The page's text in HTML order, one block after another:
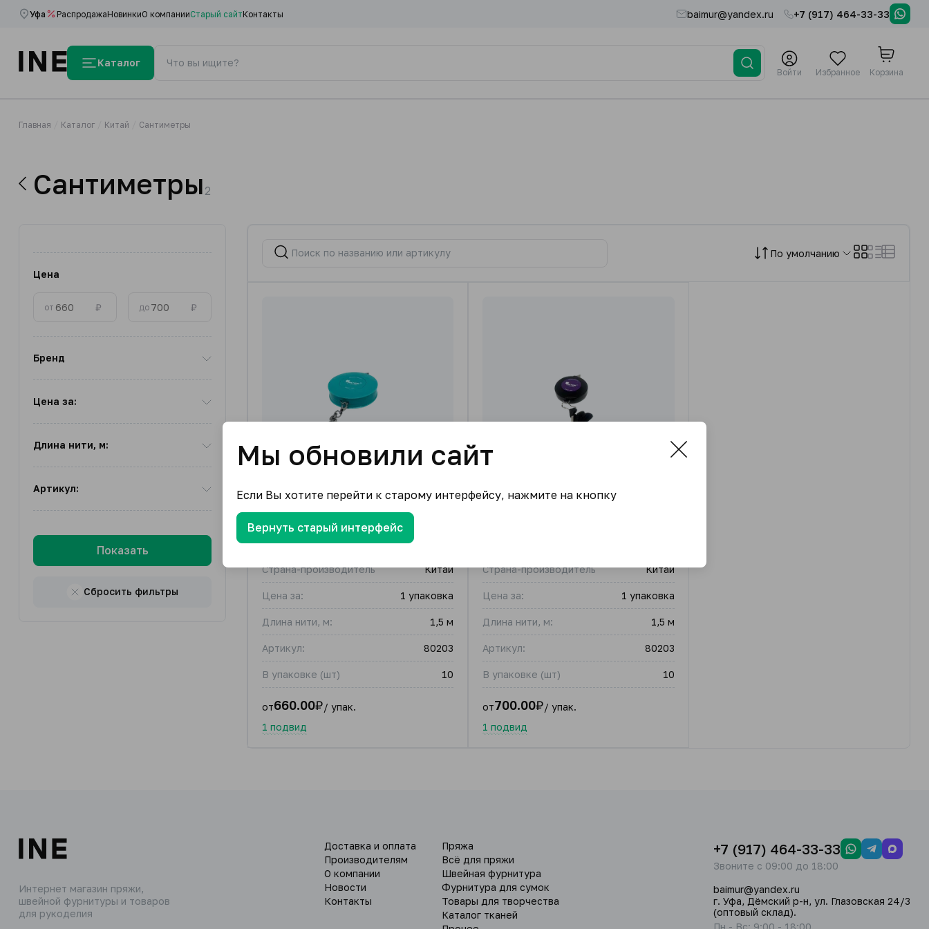
Уфа РаспродажаНовинкиО компанииСтарый сайтКонтакты baimur@yandex.ru +7 (917) 464-33-33
Каталог
Войти Избранное Корзина
Главная Каталог Китай Сантиметры
Сантиметры 2
Цена
от ₽ до ₽
Бренд
Цена за:
Длина нити, м:
Артикул:
Показать
Сбросить фильтры
По умолчанию
Рулетка 1,5 м
Бренд
Страна-производитель Китай
Цена за: 1 упаковка
Длина нити, м: 1,5 м
Артикул: 80203
В упаковке (шт) 10
от660.00₽/ упак.
1 подвид
Страна-производитель Китай
Цена за: 1 упаковка
Длина нити, м: 1,5 м
Артикул: 80203
В упаковке (шт) 10
от700.00₽/ упак.
1 подвид
Интернет магазин пряжи,
швейной фурнитуры и товаров
для рукоделия
Доставка и оплата
Производителям
О компании
Новости
Контакты
Пряжа
Всё для пряжи
Швейная фурнитура
Фурнитура для сумок
Товары для творчества
Каталог тканей
+7 (917) 464-33-33
Звоните с 09:00 до 18:00
baimur@yandex.ru
г. Уфа, Дёмский р-н, ул. Глазовская 24/3
(оптовый склад).
Пн - Вс: 9:00 - 18:00.
Мы обновили сайт
Если Вы хотите перейти к старому интерфейсу, нажмите на кнопку
Вернуть старый интерфейс